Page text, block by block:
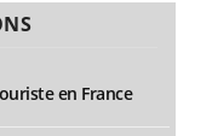
en France